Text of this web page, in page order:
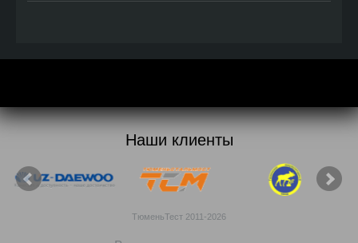
Наши клиенты
ТюменьТест 2011-2026